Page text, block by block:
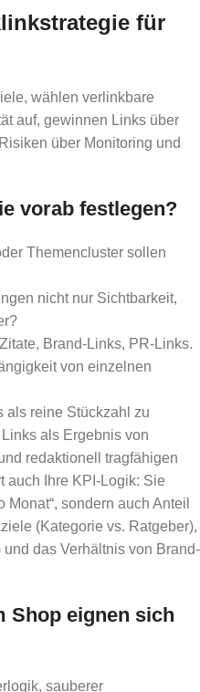
für
wählen verlinkbare
auf, gewinnen Links über
über Monitoring und
vorab festlegen?
Themencluster sollen
nicht nur Sichtbarkeit,
Brand-Links, PR-Links.
von einzelnen
als reine Stückzahl zu
als Ergebnis von
redaktionell tragfähigen
auch Ihre KPI-Logik: Sie
sondern auch Anteil
(Kategorie vs. Ratgeber),
das Verhältnis von Brand-
Shop eignen sich
sauberer